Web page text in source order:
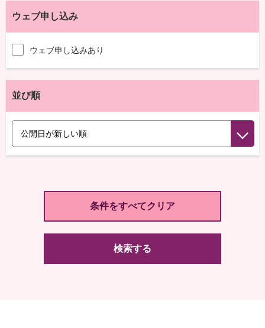
ウェブ申し込み
ウェブ申し込みあり
並び順
検索する